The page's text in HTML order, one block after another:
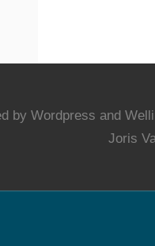
by Wordpress and
Joris